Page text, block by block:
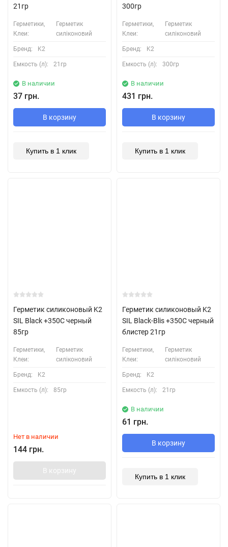
21гр
Герметики,
Клеи:
Герметик
силіконовий
Бренд: K2
Емкость (л): 21гр
В наличии
37 грн.
В корзину
Купить в 1 клик
300гр
Герметики,
Клеи:
Герметик
силіконовий
Бренд: K2
Емкость (л): 300гр
В наличии
431 грн.
В корзину
Купить в 1 клик
Герметик силиконовый K2
SIL Black +350С черный
85гр
Герметики,
Клеи:
Герметик
силіконовий
Бренд: K2
Емкость (л): 85гр
Нет в наличии
144 грн.
В корзину
Герметик силиконовый K2
SIL Black-Blis +350С черный
блистер 21гр
Герметики,
Клеи:
Герметик
силіконовий
Бренд: K2
Емкость (л): 21гр
В наличии
61 грн.
В корзину
Купить в 1 клик